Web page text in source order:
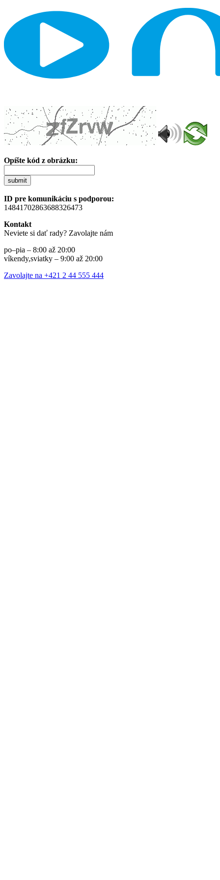
Opíšte kód z obrázku:
submit
ID pre komunikáciu s podporou:
14841702863688326473
Kontakt
Neviete si dať rady? Zavolajte nám
po–pia – 8:00 až 20:00
víkendy,sviatky – 9:00 až 20:00
Zavolajte na +421 2 44 555 444